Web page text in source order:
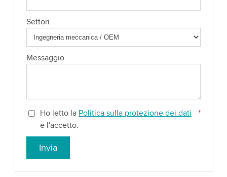
Settori
Messaggio
Ho letto la Politica sulla protezione dei dati
e l'accetto.
*
Invia